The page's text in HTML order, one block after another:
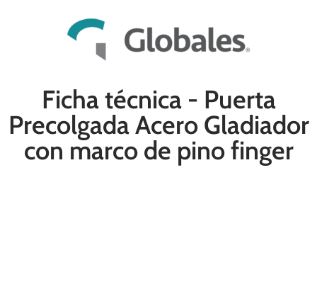
Ficha técnica - Puerta
Precolgada Acero Gladiador
con marco de pino finger